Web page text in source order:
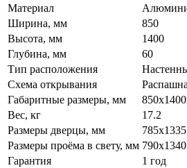
Материал
Ширина, мм
850
Высота, мм
1400
Глубина, мм
60
Тип расположения
Схема открывания
Габаритные размеры, мм
Вес, кг
17.2
Размеры дверцы, мм
785х1335
Размеры проёма в свету, мм 790х1340
Гарантия
1 год